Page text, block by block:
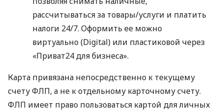
рассчитываться за товары/услуги и платить
налоги 24/7. Оформить ее можно
виртуально (Digital) или пластиковой через
«Приват24 для бизнеса».
Карта привязана непосредственно к текущему
счету ФЛП, а не к отдельному карточному счету.
ФЛП имеет право пользоваться картой для личных